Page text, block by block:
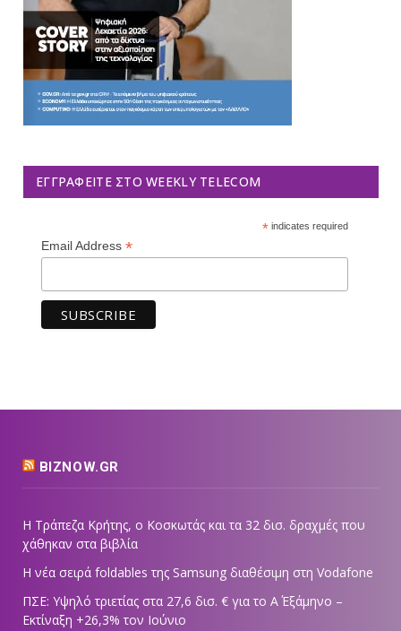
ΕΓΓΡΑΦΕΊΤΕ ΣΤΟ WEEKLY TELECOM
*indicates required
Email Address *
BIZNOW.GR
Η Τράπεζα Κρήτης, ο Κοσκωτάς και τα 32 δισ. δραχμές που
χάθηκαν στα βιβλία
Η νέα σειρά foldables της Samsung διαθέσιμη στη Vodafone
ΠΣΕ: Υψηλό τριετίας στα 27,6 δισ. € για το Α΄ Εξάμηνο –
Εκτίναξη +26,3% τον Ιούνιο